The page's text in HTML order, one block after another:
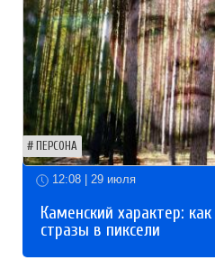
ПЕРСОНА
12:08 | 29 июля
Каменский характер:
стразы в пиксели